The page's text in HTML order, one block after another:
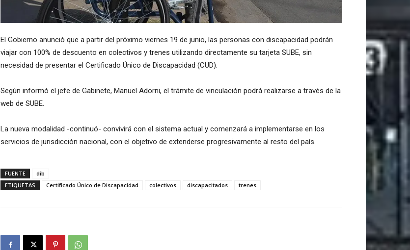
El Gobierno anunció que a partir del próximo viernes 19 de junio, las personas con discapacidad podrán
viajar con 100% de descuento en colectivos y trenes utilizando directamente su tarjeta SUBE, sin
necesidad de presentar el Certificado Único de Discapacidad (CUD).
Según informó el jefe de Gabinete, Manuel Adorni, el trámite de vinculación podrá realizarse a través de la
web de SUBE.
La nueva modalidad -continuó- convivirá con el sistema actual y comenzará a implementarse en los
servicios de jurisdicción nacional, con el objetivo de extenderse progresivamente al resto del país.
FUENTE
dib
ETIQUETAS
Certificado Único de Discapacidad colectivos discapacitados trenes